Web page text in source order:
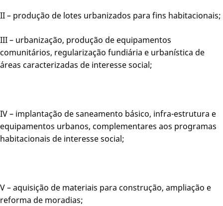
II – produção de lotes urbanizados para fins habitacionais;
III – urbanização, produção de equipamentos
comunitários, regularização fundiária e urbanística de
áreas caracterizadas de interesse social;
IV – implantação de saneamento básico, infra-estrutura e
equipamentos urbanos, complementares aos programas
habitacionais de interesse social;
V – aquisição de materiais para construção, ampliação e
reforma de moradias;